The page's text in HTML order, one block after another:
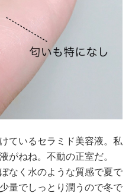
ているセラミド美容液。私
がねね。不動の正室だ。
なく水のような質感で夏で
量でしっとり潤うので冬で